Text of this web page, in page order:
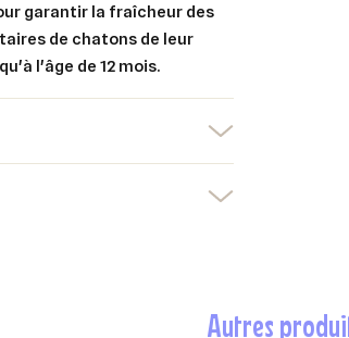
garantir la fraîcheur des
de chatons de leur
l'âge de 12 mois.
autres
add_circle_outline
Annuler Connexion